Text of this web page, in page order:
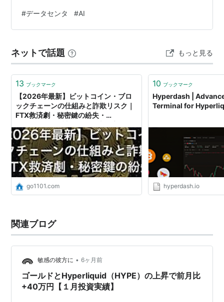
資の基本姿勢】 手取り所得の25％前後を計画的に蓄える
（基本は長期投資）。 少なくとも半年分の生活費は確保
倍までを運用の目安とする（最大で１/３ぐらい損する可
能性）。 外国株・ETF（楽天証券） 2021年２月から米国
株および中国…
#データセンタ #AI
ネットで話題 もっと見る
13 ブックマーク
【2026年最新】ビットコイン・ブロ
ックチェーンの仕組みと詐欺リスク｜
FTX救済劇・秘密鍵の紛失・
go1101.com
10 ブックマーク
Hyperdash |
Terminal for
hyperdash.io
関連ブログ
敏感の彼方に • 6ヶ月前
ゴールドとHyperliquid（HYPE）の上昇で前月比
+40万円【１月投資実績】